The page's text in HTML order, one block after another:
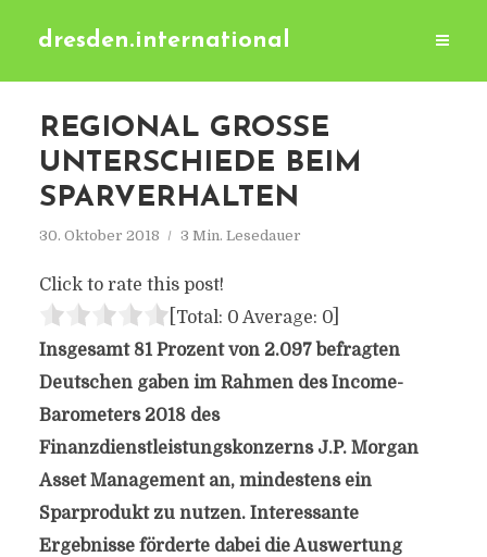
dresden.international
REGIONAL GROSSE U
NTERSCHIEDE BEIM S
PARVERHALTEN
30. Oktober 2018 3 Min. Lesedauer
Click to rate this post!
[Total: 0 Average: 0]
Insgesamt 81 Prozent von 2.097 befragten
Deutschen gaben im Rahmen des Income-
Barometers 2018 des
Finanzdienstleistungskonzerns J.P. Morgan
Asset Management an, mindestens ein
Sparprodukt zu nutzen. Interessante
Ergebnisse förderte dabei die Auswertung